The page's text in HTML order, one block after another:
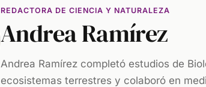
REDACTORA DE CIENCIA Y NATURALEZA
Andrea Ramírez
Andrea Ramírez completó estudios de
ecosistemas terrestres y colaboró en